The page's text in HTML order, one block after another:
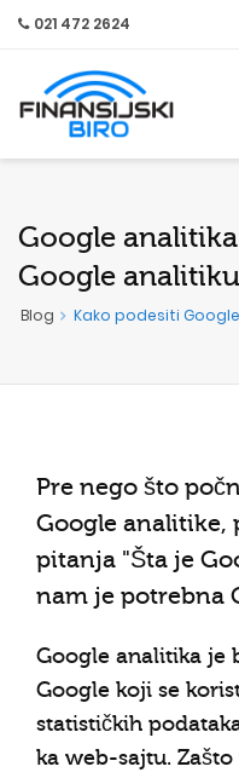
021 472 2624
Google
Google
Blog Kako podesiti
Pre nego što
Google analitike,
pitanja "Šta je
nam je potrebna
Google analitika je
Google koji se
statističkih
ka web-sajtu.